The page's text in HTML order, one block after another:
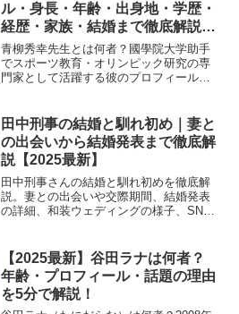
ル・身長・年齢・出身地・学歴・
経歴・家族・結婚まで徹底解説
【2025最新版】
青柳秀幸先生とは何者？國學院大学助手
でスポーツ教育・オリンピック研究の専
門家として活躍する彼のプロフィール、
説します。教育・研究分野での功績も紹
介。
田中刑事の結婚と馴れ初め｜妻と
の出会いから結婚発表まで徹底解
説【2025最新】
田中刑事さんの結婚と馴れ初めを徹底解
説。妻との出会いや交際期間、結婚発表
の詳細、和装ウェディングの様子、SNS
【2025最新】谷田ラナは何者？
年齢・プロフィール・話題の理由
を5分で解説！